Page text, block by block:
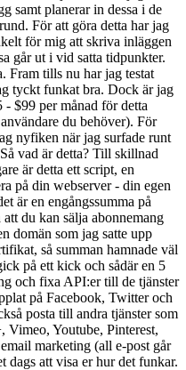
samt planerar in dessa i de
För att göra detta har jag
för mig att skriva inläggen
går ut i vid satta tidpunkter.
Fram tills nu har jag testat
tyckt funkat bra. Dock är jag
- $99 per månad för detta
du behöver). För
nyfiken när jag surfade runt
vad är detta? Till skillnad
är detta ett script, en
på din webserver - din egen
är en engångssumma på
du kan sälja abonnemang
domän som jag satte upp
så summan hamnade väl
på ett kick och sådär en 5
och fixa API:er till de tjänster
på Facebook, Twitter och
posta till andra tjänster som
Vimeo, Youtube, Pinterest,
marketing (all e-post går
att visa er hur det funkar.